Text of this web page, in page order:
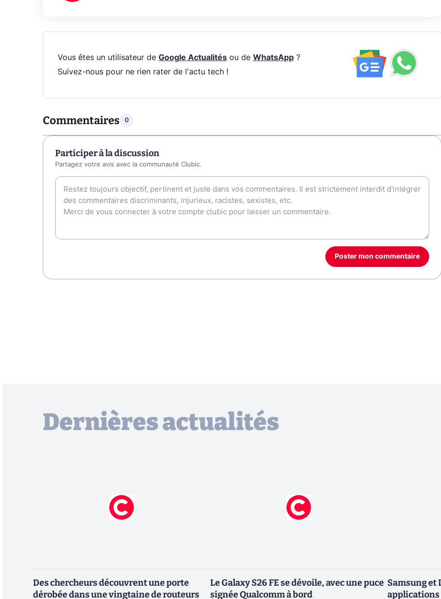
Vous êtes un utilisateur de Google Actualitésou de WhatsApp?
Suivez-nous pour ne rien rater de l'actu tech !
Commentaires 0
Participer à la discussion
Partagez votre avis avec la communauté Clubic.
Poster mon commentaire
Dernières actualités
Des chercheurs découvrent une porte
dérobée dans une vingtaine de routeurs
Le Galaxy S26 FE se dévoile, avec une puce
signée Qualcomm à bord
Samsung et
applications